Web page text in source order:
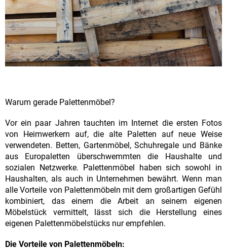
Warum gerade Palettenmöbel?
Vor ein paar Jahren tauchten im Internet die ersten Fotos
von Heimwerkern auf, die alte Paletten auf neue Weise
verwendeten. Betten, Gartenmöbel, Schuhregale und Bänke
aus Europaletten überschwemmten die Haushalte und
sozialen Netzwerke. Palettenmöbel haben sich sowohl in
Haushalten, als auch in Unternehmen bewährt. Wenn man
alle Vorteile von Palettenmöbeln mit dem großartigen Gefühl
kombiniert, das einem die Arbeit an seinem eigenen
Möbelstück vermittelt, lässt sich die Herstellung eines
eigenen Palettenmöbelstücks nur empfehlen.
Die Vorteile von Palettenmöbeln: